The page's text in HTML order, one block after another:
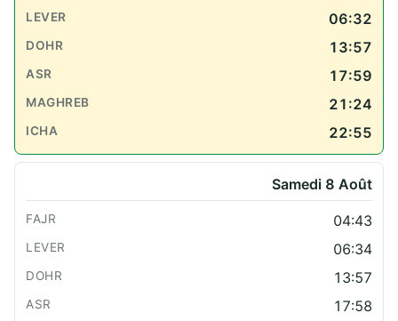
06:32
13:57
17:59
21:24
22:55
Samedi 8 Août
04:43
06:34
13:57
17:58